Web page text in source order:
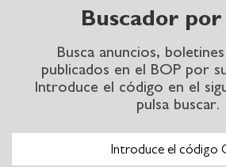
Buscador por
Busca anuncios,
publicados en el BOP por
Introduce el código en el
pulsa buscar.
Suscripción
Suscribiéndose a nuestros
periódicamente un correo
información más